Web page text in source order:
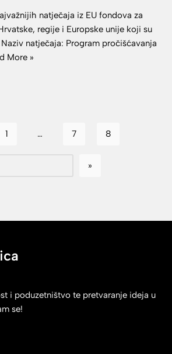
natječaja iz EU fondova za
regije i Europske unije koji su
natječaja: Program pročišćavanja
More »
1 … 7 8
i poduzetništvo te pretvaranje ideja u
se!